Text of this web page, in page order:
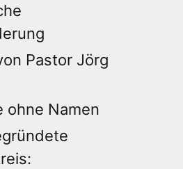
Pastor Jörg
ohne Namen